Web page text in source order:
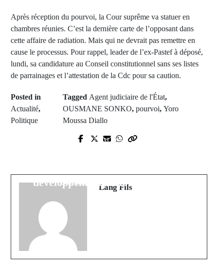
Après réception du pourvoi, la Cour suprême va statuer en
chambres réunies. C’est la dernière carte de l’opposant dans
cette affaire de radiation. Mais qui ne devrait pas remettre en
cause le processus. Pour rappel, leader de l’ex-Pastef à déposé,
lundi, sa candidature au Conseil constitutionnel sans ses listes
de parrainages et l’attestation de la Cdc pour sa caution.
Posted in
Actualité,
Politique
Tagged Agent judiciaire de l'État,
OUSMANE SONKO,pourvoi,Yoro
Moussa Diallo
Dialalbéré: La commune s'engage
développement socio-économique
Next Post
Ba au Grand Théâtre
Lang Fils